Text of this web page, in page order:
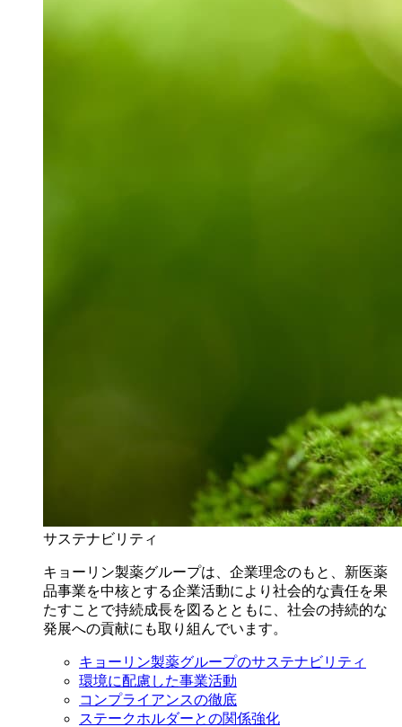
サステナビリティ
キョーリン製薬グループは、企業理念のもと、新医薬
品事業を中核とする企業活動により社会的な責任を果
たすことで持続成長を図るとともに、社会の持続的な
発展への貢献にも取り組んでいます。
キョーリン製薬グループのサステナビリティ
環境に配慮した事業活動
コンプライアンスの徹底
ステークホルダーとの関係強化